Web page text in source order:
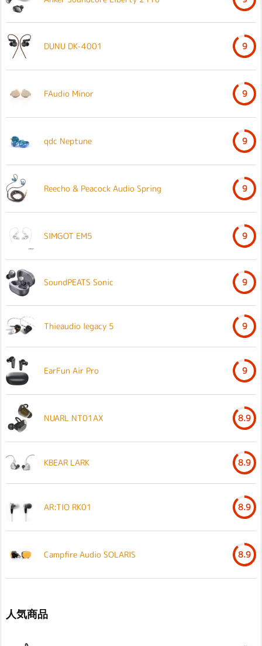
DUNU DK-4001 9
FAudio Minor 9
qdc Neptune 9
Reecho & Peacock Audio Spring 9
SIMGOT EM5 9
SoundPEATS Sonic 9
Thieaudio legacy 5 9
EarFun Air Pro 9
NUARL NT01AX 8.9
KBEAR LARK 8.9
AR:TIO RK01 8.9
Campfire Audio SOLARIS 8.9
人気商品